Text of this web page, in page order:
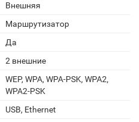
Внешняя
Маршрутизатор
Да
2 внешние
WEP, WPA, WPA-PSK, WPA2,
WPA2-PSK
USB, Ethernet